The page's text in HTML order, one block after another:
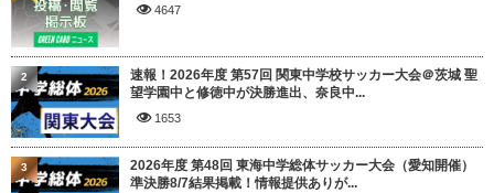
4647
速報！2026年度 第57回 関東中学校サッカー大会＠茨城 聖
望学園中と修徳中が決勝進出、奈良中...
1653
2
2026年度 第48回 東海中学総体サッカー大会（愛知開催）
準決勝8/7結果掲載！情報提供ありが...
3